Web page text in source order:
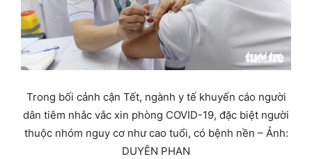
Trong bối cảnh cận Tết, ngành y tế khuyến cáo người
dân tiêm nhắc vắc xin phòng COVID-19, đặc biệt người
thuộc nhóm nguy cơ như cao tuổi, có bệnh nền – Ảnh:
DUYÊN PHAN